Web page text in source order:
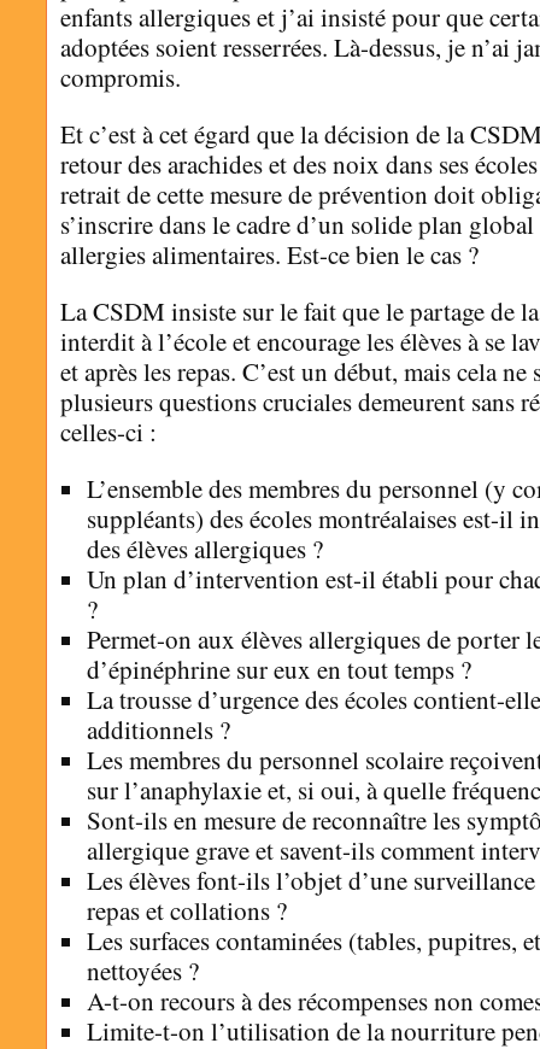
enfants allergiques et j’ai insisté pour que
adoptées soient resserrées. Là-dessus, je n’ai
compromis.
Et c’est à cet égard que la décision de la
retour des arachides et des noix dans ses
retrait de cette mesure de prévention doit
s’inscrire dans le cadre d’un solide plan
allergies alimentaires. Est-ce bien le cas ?
La CSDM insiste sur le fait que le partage de
interdit à l’école et encourage les élèves à se
et après les repas. C’est un début, mais cela ne
plusieurs questions cruciales demeurent sans
celles-ci :
L’ensemble des membres du personnel (y
suppléants) des écoles montréalaises est-il
des élèves allergiques ?
Un plan d’intervention est-il établi pour
?
Permet-on aux élèves allergiques de porter
d’épinéphrine sur eux en tout temps ?
La trousse d’urgence des écoles contient-
additionnels ?
Les membres du personnel scolaire
sur l’anaphylaxie et, si oui, à quelle
Sont-ils en mesure de reconnaître les
allergique grave et savent-ils comment
Les élèves font-ils l’objet d’une
repas et collations ?
Les surfaces contaminées (tables, pupitres,
nettoyées ?
A-t-on recours à des récompenses non
Limite-t-on l’utilisation de la nourriture